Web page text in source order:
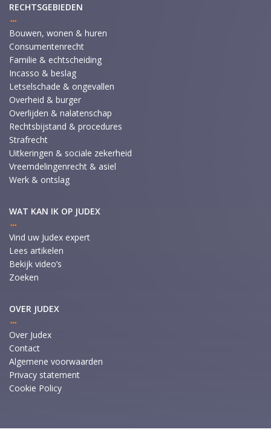
RECHTSGEBIEDEN
Bouwen, wonen & huren
Consumentenrecht
Familie & echtscheiding
Incasso & beslag
Letselschade & ongevallen
Overheid & burger
Overlijden & nalatenschap
Rechtsbijstand & procedures
Strafrecht
Uitkeringen & sociale zekerheid
Vreemdelingenrecht & asiel
Werk & ontslag
WAT KAN IK OP JUDEX
Vind uw Judex expert
Lees artikelen
Bekijk video’s
Zoeken
OVER JUDEX
Over Judex
Contact
Algemene voorwaarden
Privacy statement
Cookie Policy